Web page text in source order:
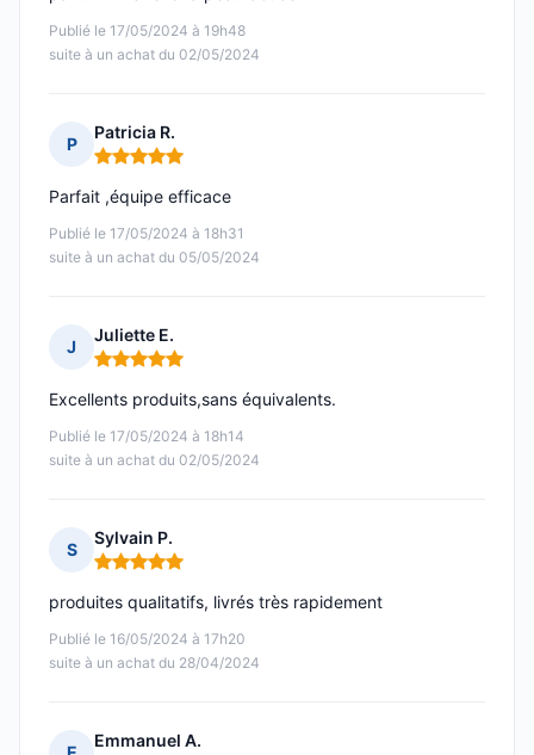
Publié le 17/05/2024 à 19h48
suite à un achat du 02/05/2024
P
Patricia R.
Note : 5 sur 5
Publié le 17/05/2024 à 18h31
suite à un achat du 05/05/2024
Parfait ,équipe efficace
J
Juliette E.
Note : 5 sur 5
Publié le 17/05/2024 à 18h14
suite à un achat du 02/05/2024
Excellents produits,sans équivalents.
S
Sylvain P.
Note : 5 sur 5
Publié le 16/05/2024 à 17h20
suite à un achat du 28/04/2024
produites qualitatifs, livrés très rapidement
Emmanuel A.